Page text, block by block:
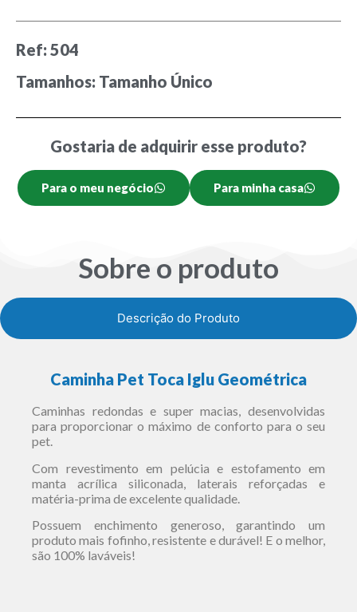
Ref: 504
Tamanhos: Tamanho Único
Gostaria de adquirir esse produto?
Para o meu negócio Para minha casa
Sobre o produto
Descrição do Produto
Caminha Pet Toca Iglu Geométrica
Caminhas redondas e super macias, desenvolvidas
para proporcionar o máximo de conforto para o seu
pet.
Com revestimento em pelúcia e estofamento em
manta acrílica siliconada, laterais reforçadas e
matéria-prima de excelente qualidade.
Possuem enchimento generoso, garantindo um
produto mais fofinho, resistente e durável! E o melhor,
são 100% laváveis!